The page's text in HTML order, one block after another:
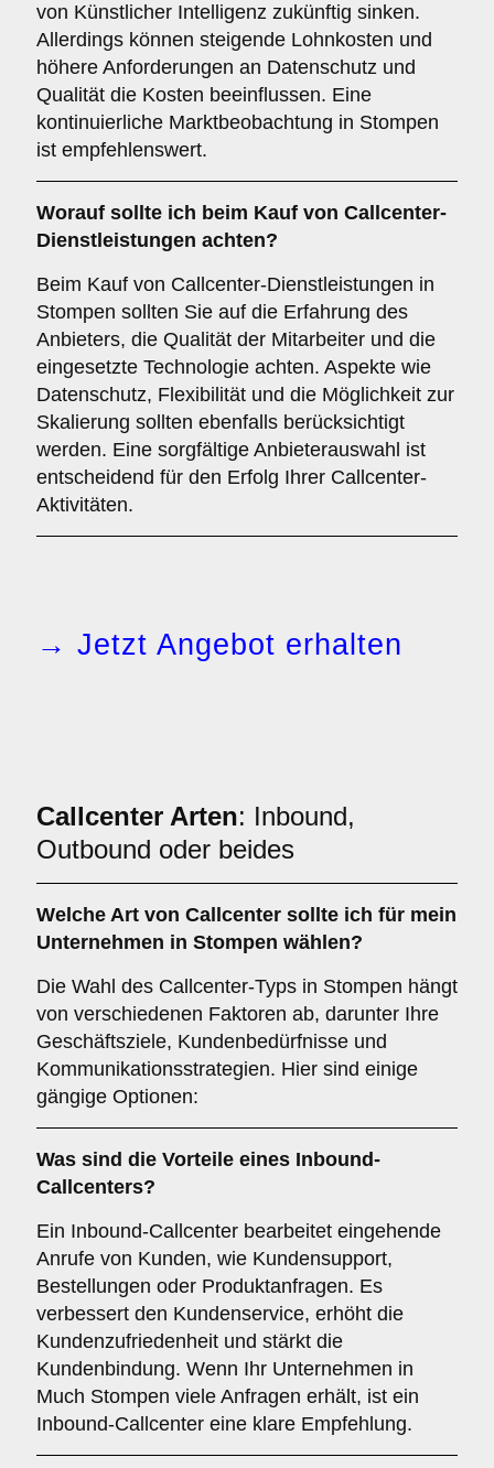
von Künstlicher Intelligenz zukünftig sinken.
Allerdings können steigende Lohnkosten und
höhere Anforderungen an Datenschutz und
Qualität die Kosten beeinflussen. Eine
kontinuierliche Marktbeobachtung in Stompen
ist empfehlenswert.
Worauf sollte ich beim Kauf von Callcenter-
Dienstleistungen achten?
Beim Kauf von Callcenter-Dienstleistungen in
Stompen sollten Sie auf die Erfahrung des
Anbieters, die Qualität der Mitarbeiter und die
eingesetzte Technologie achten. Aspekte wie
Datenschutz, Flexibilität und die Möglichkeit zur
Skalierung sollten ebenfalls berücksichtigt
werden. Eine sorgfältige Anbieterauswahl ist
entscheidend für den Erfolg Ihrer Callcenter-
Aktivitäten.
→ Jetzt Angebot erhalten
Callcenter Arten: Inbound,
Outbound oder beides
Welche Art von Callcenter sollte ich für mein
Unternehmen in Stompen wählen?
Die Wahl des Callcenter-Typs in Stompen hängt
von verschiedenen Faktoren ab, darunter Ihre
Geschäftsziele, Kundenbedürfnisse und
Kommunikationsstrategien. Hier sind einige
gängige Optionen:
Was sind die Vorteile eines Inbound-
Callcenters?
Ein Inbound-Callcenter bearbeitet eingehende
Anrufe von Kunden, wie Kundensupport,
Bestellungen oder Produktanfragen. Es
verbessert den Kundenservice, erhöht die
Kundenzufriedenheit und stärkt die
Kundenbindung. Wenn Ihr Unternehmen in
Much Stompen viele Anfragen erhält, ist ein
Inbound-Callcenter eine klare Empfehlung.